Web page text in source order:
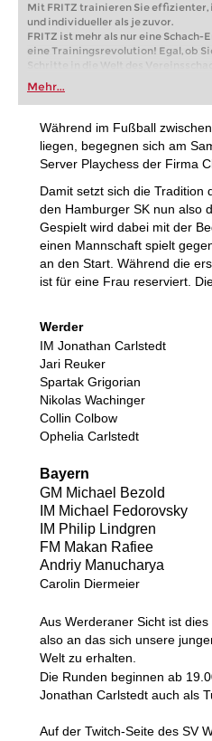
Mit FRITZ trainieren Sie
und individueller als je zuvor.
FRITZ ist mehr als nur eine Schach-
eine Trainingsrevolution! Egal, ob
Schritte in die Welt des
oder bereits auf Turnierniveau
FRITZ trainieren Sie effizienter,
individueller als je zuvor.
Mehr...
Während im Fußball
liegen, begegnen sich am
Server Playchess der Firma
Damit setzt sich die Tradition
den Hamburger SK nun also
Gespielt wird dabei mit der
einen Mannschaft spielt
an den Start. Während die
ist für eine Frau reserviert.
Werder
IM Jonathan
Jari
Spartak Grigorian
Nikolas Wachinger
Collin
Ophelia Carlstedt
Bayern
GM Michael Bezold
IM Michael Fedorovsky
IM Philip Lindgren
FM Makan Rafiee
Andriy Manucharya
Carolin Diermeier
Aus Werderaner Sicht ist
also an das sich unsere
Welt zu erhalten.
Die Runden beginnen ab
Jonathan Carlstedt auch als
Auf der Twitch-Seite des SV